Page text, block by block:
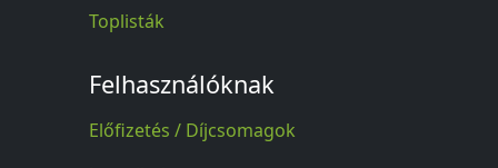
Toplisták
Felhasználóknak
Előfizetés / Díjcsomagok